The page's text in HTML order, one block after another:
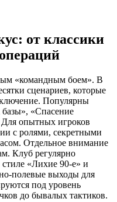
от классики
«командным боем». В
сценариев, которые
Популярны
«Спасение
опытных игроков
с ролями, секретными
Отдельное внимание
Клуб регулярно
«Лихие 90-е» и
полевые выходы для
под уровень
до бывалых тактиков.